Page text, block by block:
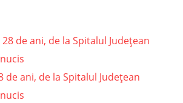
de ani, de la Spitalul Județean